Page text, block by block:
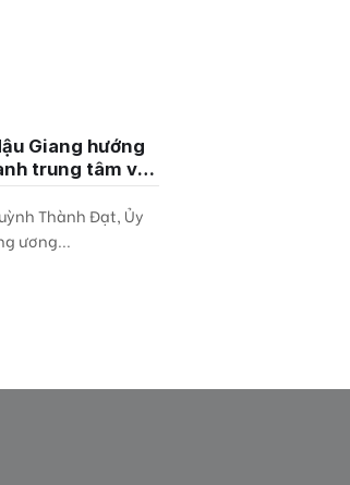
Giang hướng
trung tâm về
Thành Đạt, Ủy
ương...